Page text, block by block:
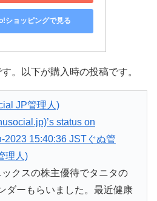
ショッピングで見る
。以下が購入時の投稿です。
JP管理人)
status on
2023 15:40:36 JSTぐぬ管
理人)
クスの株主優待でタニタの
ダーもらいました。最近健康